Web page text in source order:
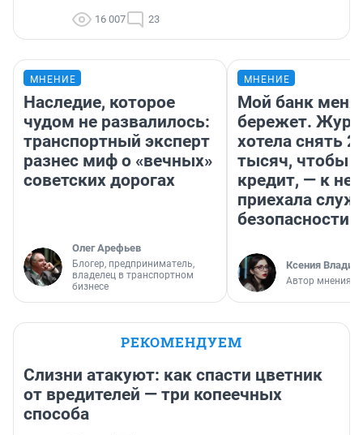
16 007 23
МНЕНИЕ
Наследие, которое
чудом не развалилось:
транспортный эксперт
разнес миф о «вечных»
советских дорогах
Олег Арефьев
Блогер, предприниматель,
владелец в транспортном
бизнесе
МНЕНИЕ
Мой банк меня
бережет.
хотела снять
тысяч, чтобы
кредит, — к
приехала
безопасности
Ксения
Автор мнения
РЕКОМЕНДУЕМ
Слизни атакуют: как спасти цветник
от вредителей — три копеечных
способа